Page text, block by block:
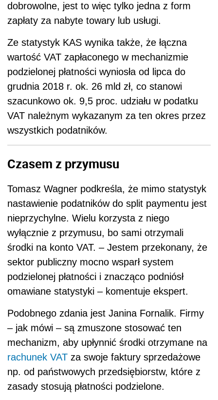
dobrowolne, jest to więc tylko jedna z form
zapłaty za nabyte towary lub usługi.
Ze statystyk KAS wynika także, że łączna
wartość VAT zapłaconego w mechanizmie
podzielonej płatności wyniosła od lipca do
grudnia 2018 r. ok. 26 mld zł, co stanowi
szacunkowo ok. 9,5 proc. udziału w podatku
VAT należnym wykazanym za ten okres przez
wszystkich podatników.
Czasem z przymusu
Tomasz Wagner podkreśla, że mimo statystyk
nastawienie podatników do split paymentu jest
nieprzychylne. Wielu korzysta z niego
wyłącznie z przymusu, bo sami otrzymali
środki na konto VAT. – Jestem przekonany, że
sektor publiczny mocno wsparł system
podzielonej płatności i znacząco podniósł
omawiane statystyki – komentuje ekspert.
Podobnego zdania jest Janina Fornalik. Firmy
– jak mówi – są zmuszone stosować ten
mechanizm, aby upłynnić środki otrzymane na
rachunek VAT za swoje faktury sprzedażowe
np. od państwowych przedsiębiorstw, które z
zasady stosują płatności podzielone.